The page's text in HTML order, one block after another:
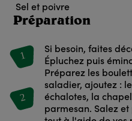
Sel et poivre
Préparation
1
Si besoin, faites
Épluchez puis
2
Préparez les
saladier, ajoutez :
échalotes, la
parmesan. Salez